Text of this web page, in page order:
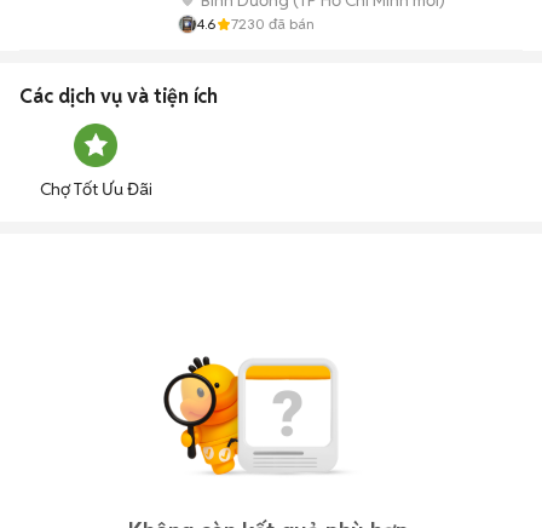
4.6 7230 đã bán
Các dịch vụ và tiện ích
Chợ Tốt Ưu Đãi